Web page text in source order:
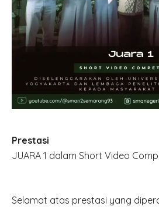
Prestasi
JUARA 1 dalam Short Video
Selamat atas prestasi yang